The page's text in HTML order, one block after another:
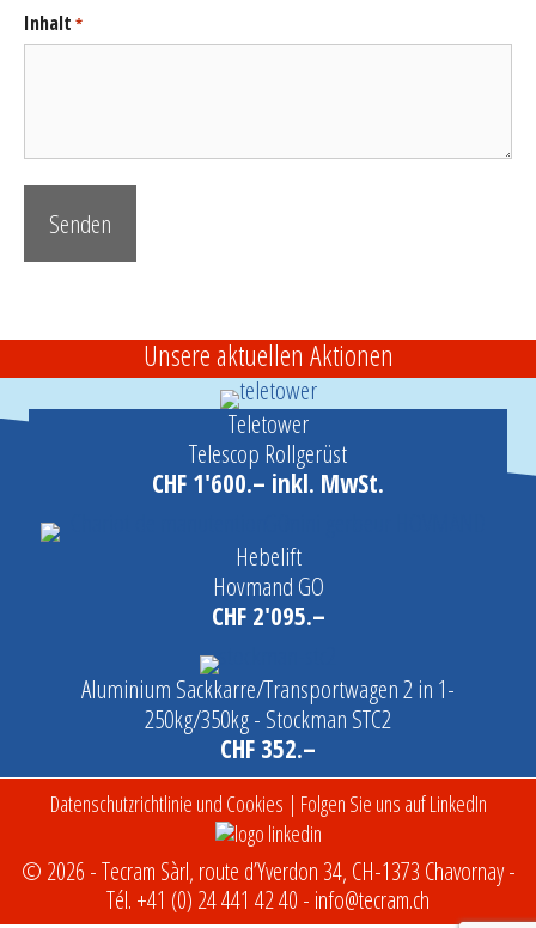
Inhalt *
Unsere aktuellen Aktionen
Teletower
Telescop Rollgerüst
CHF 1'600.– inkl. MwSt.
Hebelift
Hovmand GO
CHF 2'095.–
Aluminium Sackkarre/Transportwagen 2 in 1-
250kg/350kg - Stockman STC2
CHF 352.–
Datenschutzrichtlinie und Cookies | Folgen Sie uns auf LinkedIn
© 2026 - Tecram Sàrl, route d’Yverdon 34, CH-1373 Chavornay -
Tél. +41 (0) 24 441 42 40 - info@tecram.ch